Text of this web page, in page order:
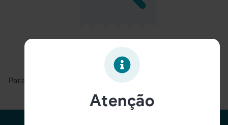
Oportunidade expirada!
Para ver mais, acesse a páginaBuscar Oportunidades.
Atenção